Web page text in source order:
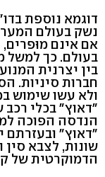
דוגמא נוספת
נשק בעולם
אם אינם
חברות סיניות.
ולא עשו שימוש
"דאוץ" בכלי
הנדסה הפוכה
"דאוץ" ובעזרתם
שונות, לצבא סין
הדמוקרטית של